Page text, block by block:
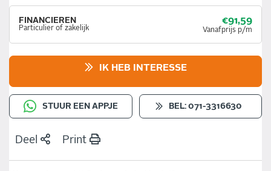
FINANCIEREN
Particulier of zakelijk
€91,59
Vanafprijs p/m
IK HEB INTERESSE
STUUR EEN APPJE BEL: 071-3316630
Deel Print